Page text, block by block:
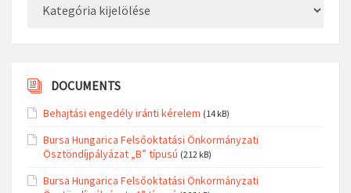
DOCUMENTS
Behajtási engedély iránti kérelem (14 kB)
Bursa Hungarica Felsőoktatási Önkormányzati
Ösztöndíjpályázat „B” típusú (212 kB)
Bursa Hungarica Felsőoktatási Önkormányzati